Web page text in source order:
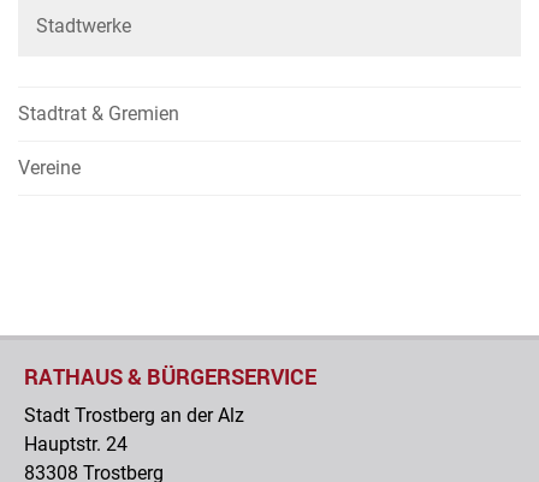
Stadtwerke
Stadtrat & Gremien
Vereine
RATHAUS & BÜRGERSERVICE
Stadt Trostberg an der Alz
Hauptstr. 24
83308 Trostberg